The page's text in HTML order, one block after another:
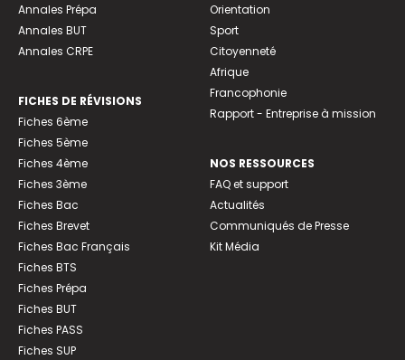
Annales Prépa
Annales BUT
Annales CRPE
FICHES DE RÉVISIONS
Fiches 6ème
Fiches 5ème
Fiches 4ème
Fiches 3ème
Fiches Bac
Fiches Brevet
Fiches Bac Français
Fiches BTS
Fiches Prépa
Fiches BUT
Fiches PASS
Fiches SUP
Orientation
Sport
Citoyenneté
Afrique
Francophonie
Rapport - Entreprise à mission
NOS RESSOURCES
FAQ et support
Actualités
Communiqués de Presse
Kit Média